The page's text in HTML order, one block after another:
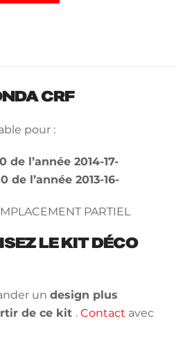
CRF
pour :
de l’année 2014-17-
de l’année 2013-16-
PARTIEL
LE KIT DÉCO
undesign plus
de ce kit .Contact avec